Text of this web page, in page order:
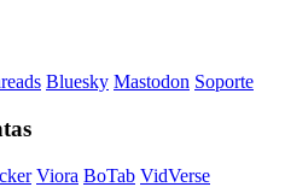
Bluesky Mastodon Soporte
Viora BoTab VidVerse